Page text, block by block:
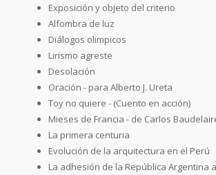
Exposición y objeto del criterio
Alfombra de luz
Diálogos olimpicos
Lirismo agreste
Desolación
Oración - para Alberto J. Ureta
Toy no quiere - (Cuento en acción)
Mieses de Francia - de Carlos
La primera centuria
Evolución de la arquitectura en el Perú
La adhesión de la República Argentina